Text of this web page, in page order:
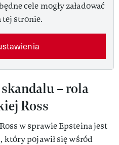
cele mogły załadować
tej stronie.
– rola
Ross
w sprawie Epsteina jest
pojawił się wśród